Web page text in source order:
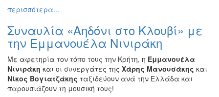
περισσότερα...
Συναυλία «Αηδόνι στο Κλουβί» με
την Εμμανουέλα Νινιράκη
Με αφετηρία τον τόπο τους την Κρήτη, η Εμμανουέλα
Νινιράκη και οι συνεργάτες της Χάρης Μανουσάκης και
Νίκος Βογιατζάκης ταξιδεύουν ανά την Ελλάδα και
παρουσιάζουν τη μουσική τους!